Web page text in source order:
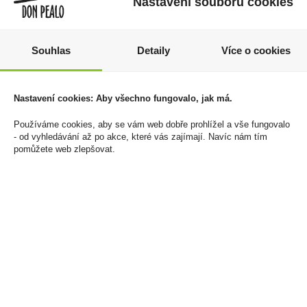
Grizly Směs ořechů a
Cena za:1 ks
Skladem:100 - 500 ks
Cena za:1 ks
Skladem:5 - 50 ks
Souhlas Detaily Více o cookies
Nastavení cookies: Aby všechno fungovalo, jak má.
Používáme cookies, aby se vám web dobře prohlížel a vše fungovalo
- od vyhledávání až po akce, které vás zajímají. Navíc nám tím
pomůžete web zlepšovat.